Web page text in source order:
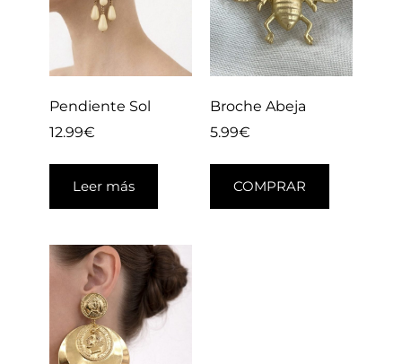
Pendiente Sol
12.99€
Leer más
Broche Abeja
5.99€
COMPRAR